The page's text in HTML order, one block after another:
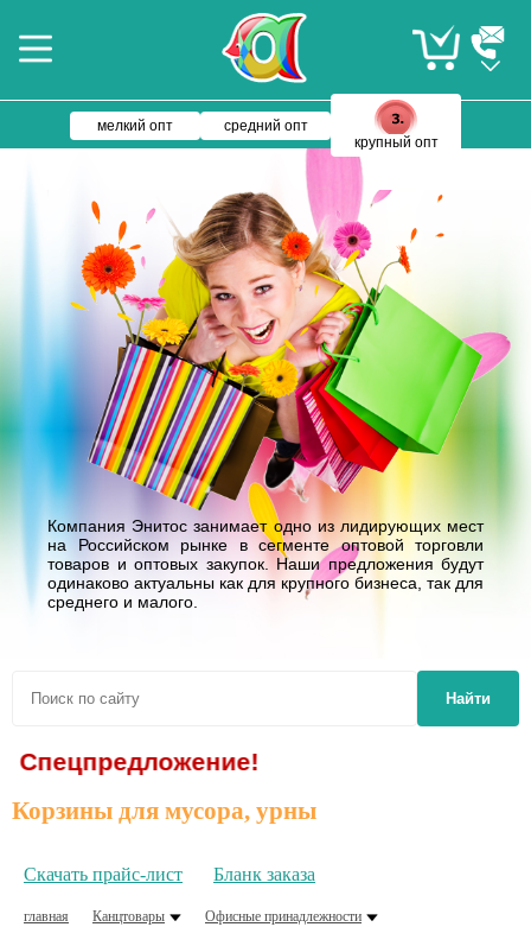
мелкий опт
средний опт
крупный опт
Компания Энитос занимает одно из лидирующих мест
на Российском рынке в сегменте оптовой торговли
товаров и оптовых закупок. Наши предложения будут
одинаково актуальны как для крупного бизнеса, так для
среднего и малого.
Найти
Корзины для мусора, урны
Скачать прайс-лист Бланк заказа
главная Канцтовары
Офисные принадлежности